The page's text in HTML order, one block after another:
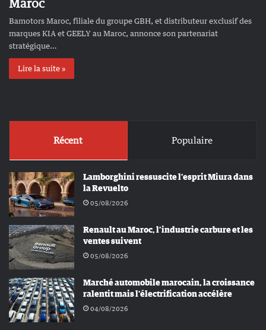
Maroc
Bamotors Maroc, filiale du groupe GBH, et distributeur exclusif des
marques KIA et GEELY au Maroc, annonce son partenariat
stratégique…
Lire la suite »
Récent Populaire
Lamborghini ressuscite l’esprit Miura dans
la Revuelto
05/08/2026
Renault au Maroc, l’industrie carbure et les
ventes suivent
05/08/2026
Marché automobile marocain, la croissance
ralentit mais l’électrification accélère
04/08/2026